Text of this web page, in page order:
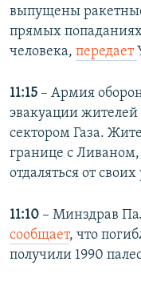
выпущены
прямых
человека, передает
11:15 – Армия
эвакуации жителей
сектором Газа.
границе с
отдаляться от
11:10 – Минздрав
сообщает, что
получили 1990